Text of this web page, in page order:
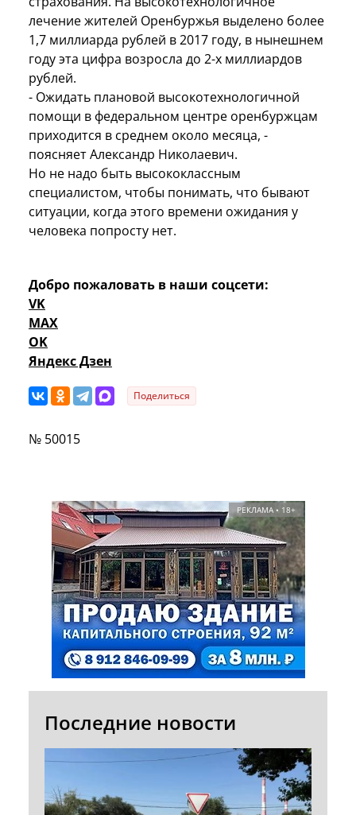
лечение жителей Оренбуржья выделено более
1,7 миллиарда рублей в 2017 году, в нынешнем
году эта цифра возросла до 2-х миллиардов
рублей.
- Ожидать плановой высокотехнологичной
помощи в федеральном центре оренбуржцам
приходится в среднем около месяца, -
поясняет Александр Николаевич.
Но не надо быть высококлассным
специалистом, чтобы понимать, что бывают
ситуации, когда этого времени ожидания у
человека попросту нет.
Добро пожаловать в наши соцсети:
VK
MAX
OK
Яндекс Дзен
Поделиться
№ 50015
РЕКЛАМА • 18+
Последние новости